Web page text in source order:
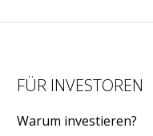
FÜR INVESTOREN
Warum investieren?